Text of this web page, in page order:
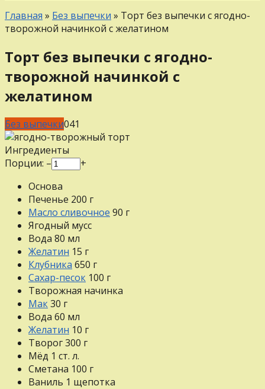
Главная » Без выпечки » Торт без выпечки с ягодно-
творожной начинкой с желатином
Торт без выпечки с ягодно-
творожной начинкой с
желатином
Без выпечки041
Ингредиенты
Порции: –
+
Основа
Печенье 200 г
Масло сливочное 90 г
Ягодный мусс
Вода 80 мл
Желатин 15 г
Клубника 650 г
Сахар-песок 100 г
Творожная начинка
Мак30 г
Вода 60 мл
Желатин 10 г
Творог300 г
Мёд 1 ст. л.
Сметана 100 г
Ваниль 1 щепотка